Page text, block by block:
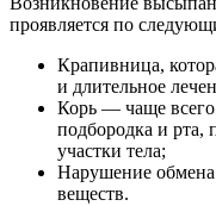
проявляется по
Крапивница,
и длительное
Корь — чаще всего
подбородка и рта,
участки тела;
Нарушение обмена
веществ.